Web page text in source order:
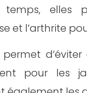
elles
et l’arthrite
d’éviter
pour les